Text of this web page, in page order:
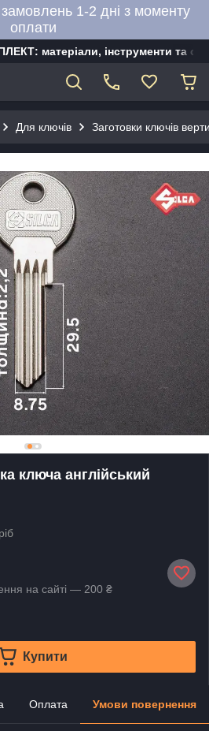
1-2 дні з моменту
оплати
матеріали, інструменти та
Для ключів Заготовки ключів
ключа англійський
на сайті — 200 ₴
Купити
Оплата Умови повернення